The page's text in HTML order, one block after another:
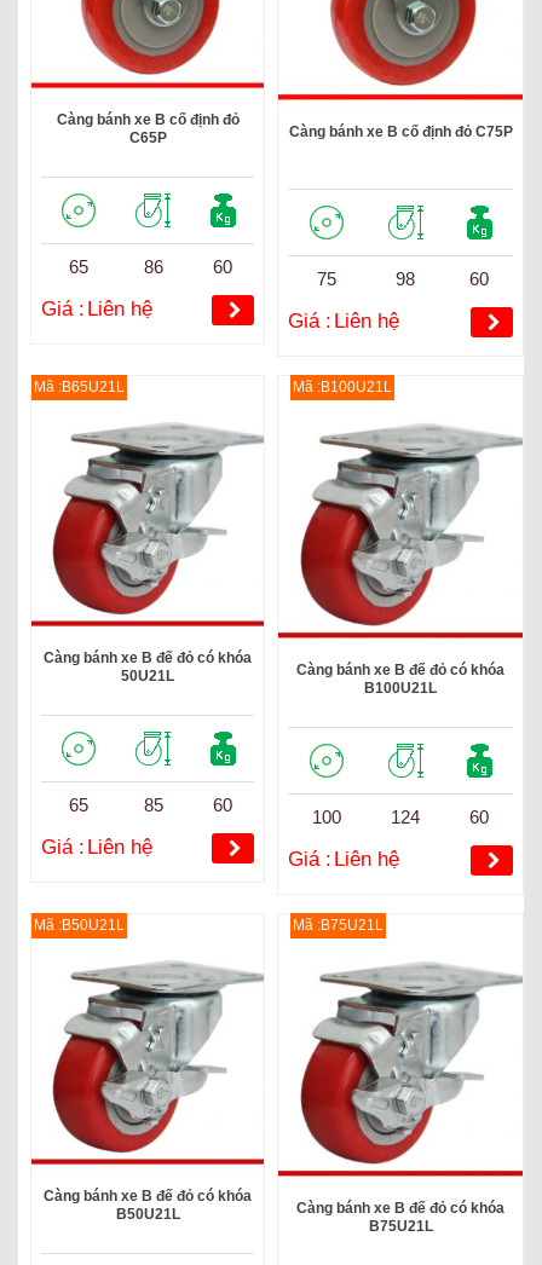
Càng bánh xe B cố định đỏ
C65P
65 86 60
Giá : Liên hệ
Càng bánh xe B cố định đỏ C75P
75 98 60
Giá : Liên hệ
Mã :B65U21L
Càng bánh xe B đế đỏ có khóa
50U21L
65 85 60
Giá : Liên hệ
Mã :B100U21L
Càng bánh xe B đế đỏ có khóa
B100U21L
100 124 60
Giá : Liên hệ
Mã :B50U21L
Càng bánh xe B đế đỏ có khóa
B50U21L
Mã :B75U21L
Càng bánh xe B đế đỏ có khóa
B75U21L